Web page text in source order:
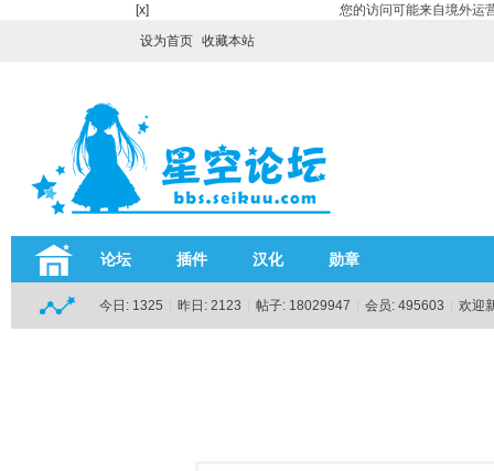
[x]
您的访问可能来自境外运
设为首页
收藏本站
论坛 插件 汉化 勋章
今日: 1325 昨日: 2123 帖子: 18029947 会员: 495603 欢迎